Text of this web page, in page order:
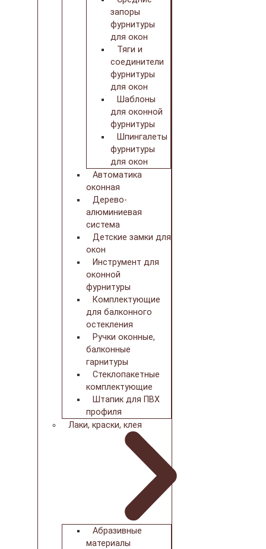
запоры
фурнитуры
для окон
Тяги и
соединители
фурнитуры
для окон
Шаблоны
для оконной
фурнитуры
Шпингалеты
фурнитуры
для окон
Автоматика
оконная
Дерево-
алюминиевая
система
Детские замки для
окон
Инструмент для
оконной
фурнитуры
Комплектующие
для балконного
остекления
Ручки оконные,
балконные
гарнитуры
Стеклопакетные
комплектующие
Штапик для ПВХ
профиля
Лаки, краски, клея
Абразивные
материалы